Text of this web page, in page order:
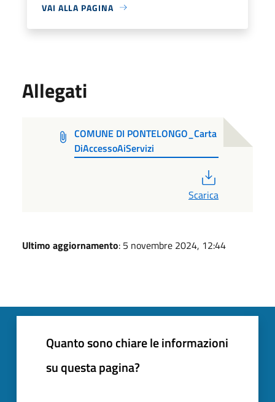
VAI ALLA PAGINA
Allegati
COMUNE DI PONTELONGO_Carta
DiAccessoAiServizi
Scarica
Ultimo aggiornamento: 5 novembre 2024, 12:44
Quanto sono chiare le informazioni
su questa pagina?